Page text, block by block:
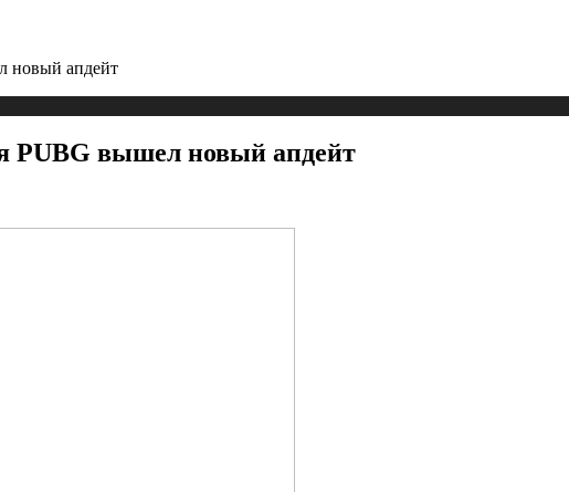
новый апдейт
PUBG вышел новый апдейт